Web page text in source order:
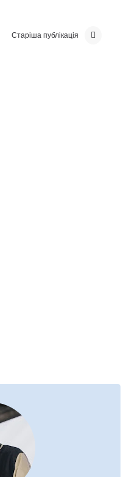
Старіша публікація